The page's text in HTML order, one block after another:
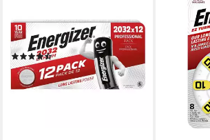
CR2032 (3 V, 12 St),
CR2032
(3)
ab 9,23 €
(0,77 €/ 1 Stk)
lieferbar - in 2-3 Werktagen bei dir